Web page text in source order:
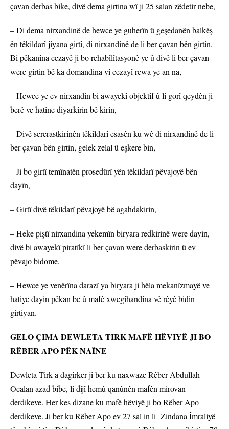
çavan derbas bike, divê dema girtina wî ji 25 salan zêdetir nebe,
– Di dema nirxandinê de hewce ye guherîn û geşedanên balkêş
ên têkildarî jiyana girtî, di nirxandinê de li ber çavan bên girtin.
Bi pêkanîna cezayê ji bo rehabîlîtasyonê ye û divê li ber çavan
were girtin bê ka domandina vî cezayî rewa ye an na,
– Hewce ye ev nirxandin bi awayekî objektîf û li gorî qeydên ji
berê ve hatine diyarkirin bê kirin,
– Divê sererastkirinên têkildarî esasên ku wê di nirxandinê de li
ber çavan bên girtin, gelek zelal û eşkere bin,
– Ji bo girtî temînatên prosedûrî yên têkildarî pêvajoyê bên
dayîn,
– Girtî divê têkildarî pêvajoyê bê agahdakirin,
– Heke piştî nirxandina yekemîn biryara redkirinê were dayin,
divê bi awayekî piratîkî li ber çavan were derbaskirin û ev
pêvajo bidome,
– Hewce ye venêrîna darazî ya biryara ji hêla mekanîzmayê ve
hatiye dayin pêkan be û mafê xwegihandina vê rêyê bidin
girtiyan.
GELO ÇIMA DEWLETA TIRK MAFÊ HÊVIYÊ JI BO
RÊBER APO PÊK NAÎNE
Dewleta Tirk a dagirker ji ber ku naxwaze Rêber Abdullah
Ocalan azad bibe, li dijî hemû qanûnên mafên mirovan
derdikeve. Her kes dizane ku mafê hêviyê ji bo Rêber Apo
derdikeve. Ji ber ku Rêber Apo ev 27 sal in li Zindana Îmraliyê